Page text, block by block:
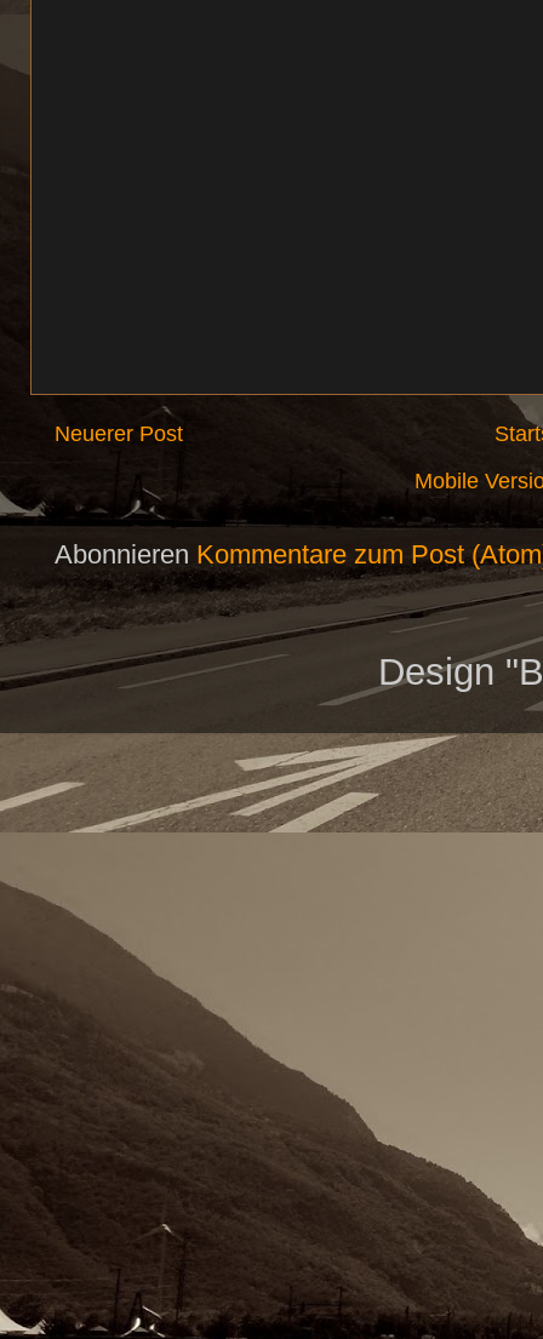
Neuerer Post
Mobile
Abonnieren Kommentare zum Post
Design